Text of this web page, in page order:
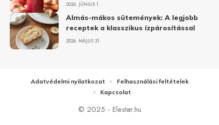
2026. JÚNIUS 1.
Almás-mákos sütemények: A legjobb
receptek a klasszikus ízpárosítással
2026. MÁJUS 31.
© 2025 - Elestar.hu
Adatvédelmi nyilatkozat
Felhasználási feltételek
Kapcsolat